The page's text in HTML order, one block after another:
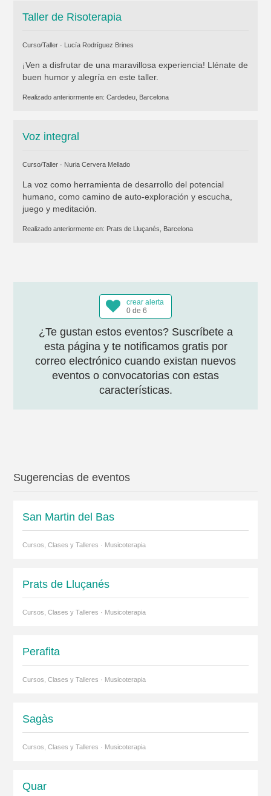
Taller de Risoterapia
Curso/Taller · Lucía Rodríguez Brines
¡Ven a disfrutar de una maravillosa experiencia! Llénate de
buen humor y alegría en este taller.
Realizado anteriormente en: Cardedeu, Barcelona
Voz integral
Curso/Taller · Nuria Cervera Mellado
La voz como herramienta de desarrollo del potencial
humano, como camino de auto-exploración y escucha,
juego y meditación.
Realizado anteriormente en: Prats de Lluçanés, Barcelona
crear alerta
0 de 6
¿Te gustan estos eventos? Suscríbete a
esta página y te notificamos gratis por
correo electrónico cuando existan nuevos
eventos o convocatorias con estas
características.
Sugerencias de eventos
San Martin del Bas
Cursos, Clases y Talleres · Musicoterapia
Prats de Lluçanés
Cursos, Clases y Talleres · Musicoterapia
Perafita
Cursos, Clases y Talleres · Musicoterapia
Sagàs
Cursos, Clases y Talleres · Musicoterapia
Quar